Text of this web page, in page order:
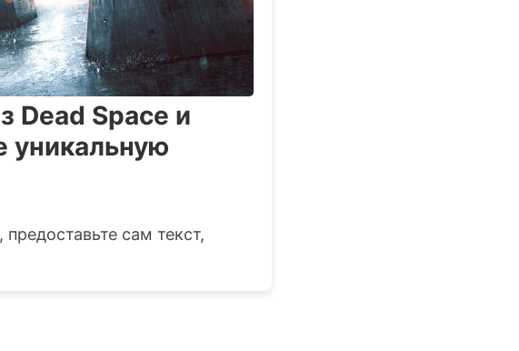
Dead Space и
уникальную
сам текст,